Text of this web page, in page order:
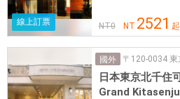
線上訂票 NT0 NT 2521 起
國外 〒120-0034 東
日本東京北千住
Grand